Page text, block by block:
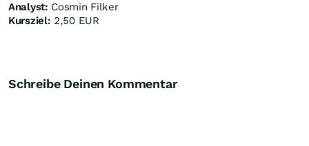
Analyst: Cosmin Filker
Kursziel: 2,50 EUR
Schreibe Deinen Kommentar